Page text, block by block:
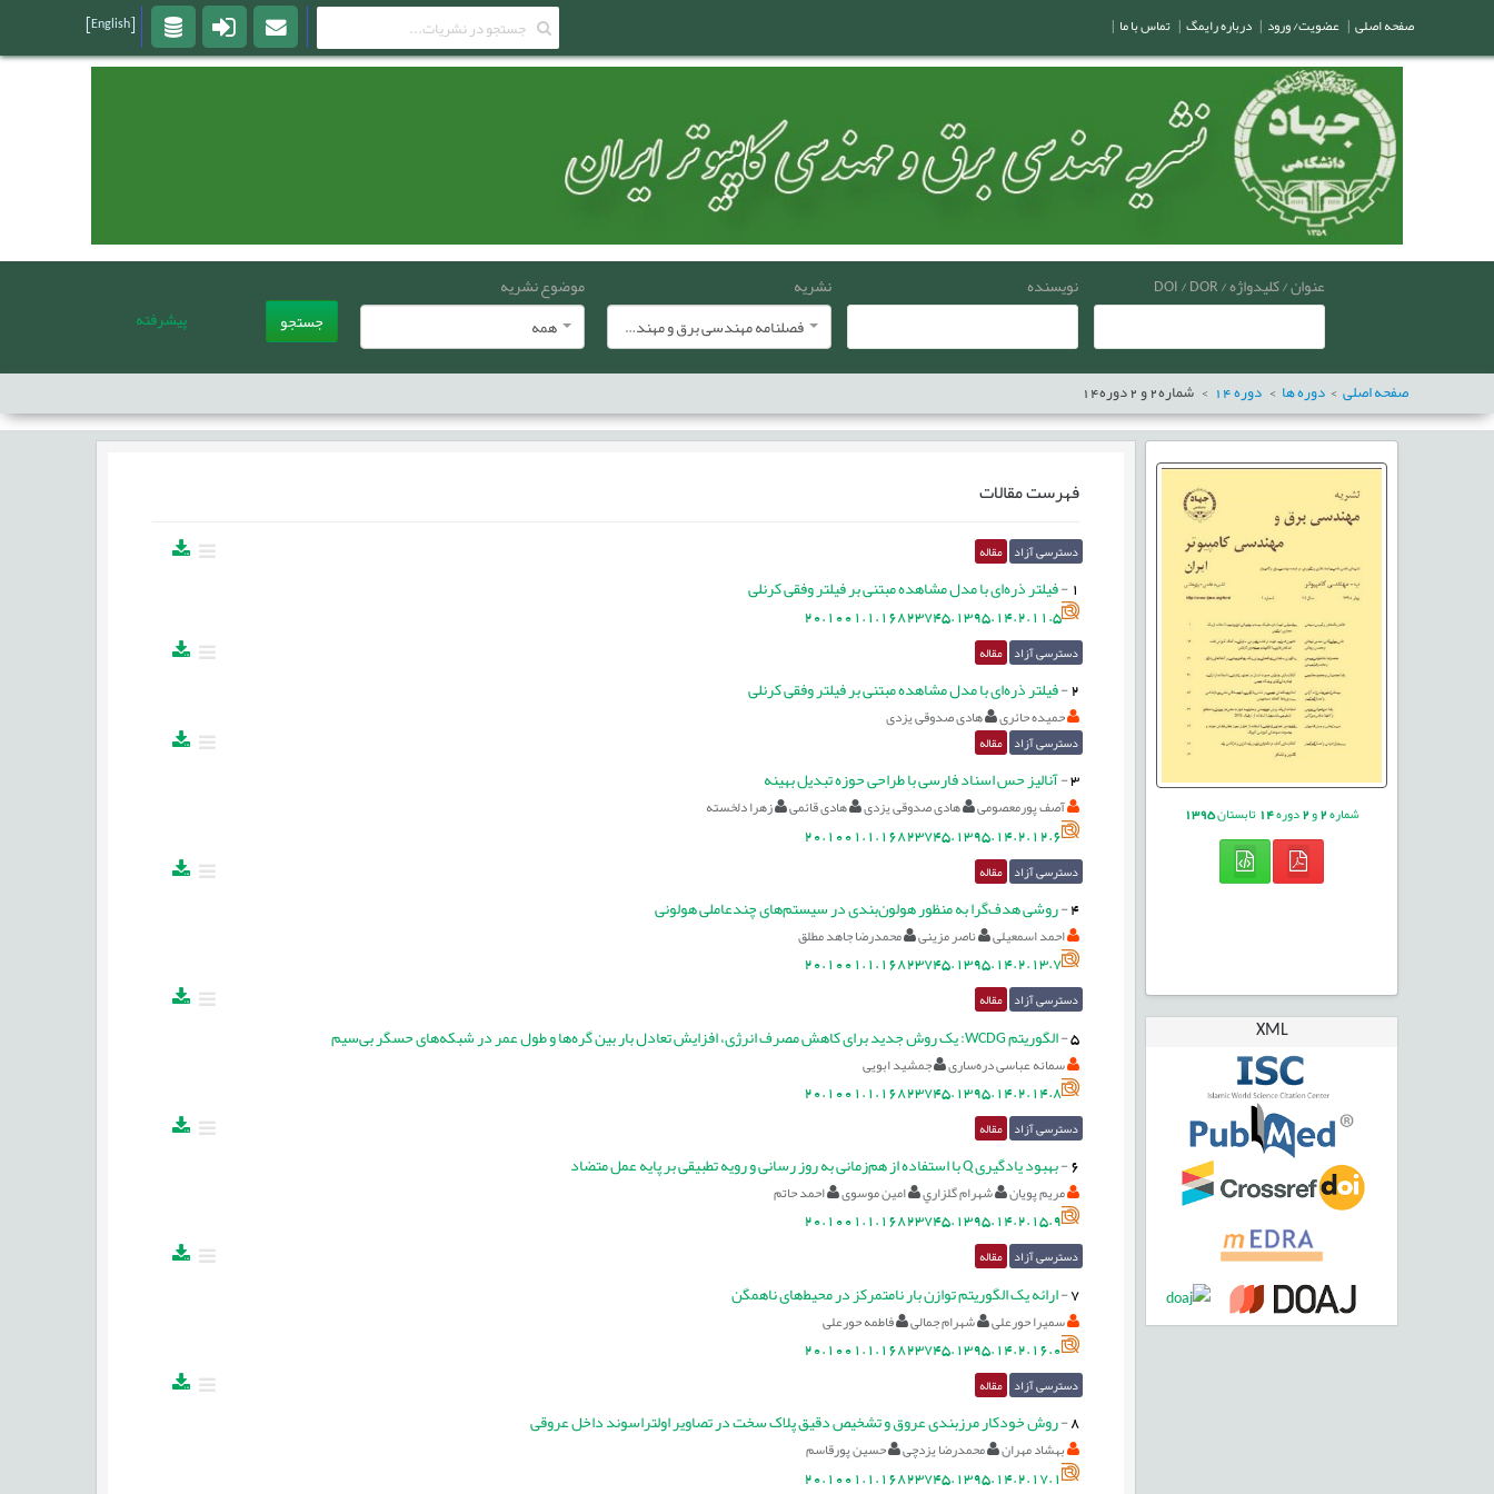
عنوان / کلیدواژه / DOI / DOR نویسنده
نشریه
فصلنامه مهندسی برق و مهندسی کامپيوتر ايران
موضوع نشریه
همه
جستجو پیشرفته
صفحه اصلی دوره ها دوره شماره2و2دوره14
شماره2و2دوره14 تابستان1395
XML
فهرست مقالات
دسترسی آزاد مقاله
1
-فیلتر ذره‌ای با مدل مشاهده مبتنی بر فیلتر وفقی کرنلی
20.1001.1.16823745.1395.14.2.11.5
دسترسی آزاد مقاله
2
-فیلتر ذره‌ای با مدل مشاهده مبتنی بر فیلتر وفقی کرنلی
حمیده حائری هادی صدوقی یزدی
دسترسی آزاد مقاله
3
-‌آنالیز حس اسناد فارسی با طراحی حوزه تبدیل بهینه
آصف پورمعصومی هادی صدوقی یزدی هادی قائمی زهرا دلخسته
20.1001.1.16823745.1395.14.2.12.6
دسترسی آزاد مقاله
4
-روشی هدف‌گرا به منظور هولون‌بندی در سیستم‌های چندعاملی هولونی
احمد اسمعیلی ناصر مزینی محمدرضا جاهد مطلق
20.1001.1.16823745.1395.14.2.13.7
دسترسی آزاد مقاله
5
-الگوریتم WCDG: یک روش جدید برای کاهش مصرف انرژی، افزایش تعادل بار بین گره‌ها و طول عمر در شبکه‌های حسگر بی‌سیم
سمانه عباسی دره‌ساری جمشید ابویی
20.1001.1.16823745.1395.14.2.14.8
دسترسی آزاد مقاله
6
-بهبود یادگیری Q با استفاده از هم‌زمانی به روز رسانی و رویه تطبیقی بر پایه عمل متضاد
مریم پویان شهرام گلزاري امین موسوی احمد حاتم
20.1001.1.16823745.1395.14.2.15.9
دسترسی آزاد مقاله
7
-ارائه یک الگوریتم توازن بار نامتمرکز در محیط‌های ناهمگن
سمیرا حورعلی شهرام جمالی فاطمه حورعلی
20.1001.1.16823745.1395.14.2.16.0
دسترسی آزاد مقاله
8
-روش خودکار مرزبندی عروق و تشخیص دقیق پلاک سخت در تصاویر اولتراسوند داخل عروقی
بهشاد مهران محمد‎رضا یزدچی حسین پورقاسم
20.1001.1.16823745.1395.14.2.17.1
صفحه اصلی | عضویت/ ورود | درباره رایمگ | تماس با ما |
[English]